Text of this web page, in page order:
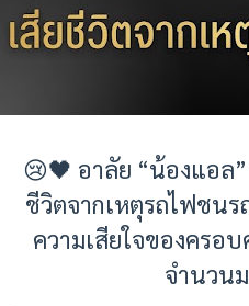
😢🖤 อาลัย “น้องแอล
ชีวิตจากเหตุรถไฟชนร
ความเสียใจของครอ
จำนวน